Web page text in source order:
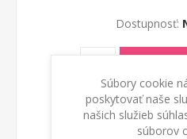
Dostupnosť:
Súbory cookie
poskytovať naše
našich služieb
súborov